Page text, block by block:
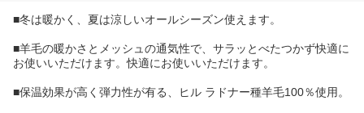
■冬は暖かく、夏は涼しいオールシーズン使えます。
■羊毛の暖かさとメッシュの通気性で、サラッとべたつかず快適に
お使いいただけます。快適にお使いいただけます。
■保温効果が高く弾力性が有る、ヒル ラドナー種羊毛100％使用。